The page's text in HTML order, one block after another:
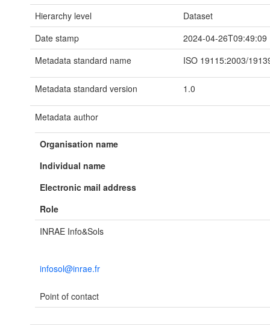
Hierarchy level
Dataset
Date stamp
2024-04-26T09:49:09
Metadata standard name
ISO 19115:2003/
Metadata standard version 1.0
Metadata author
Organisation name
Individual name
Electronic mail address
Role
INRAE Info&Sols
infosol@inrae.fr
Point of contact